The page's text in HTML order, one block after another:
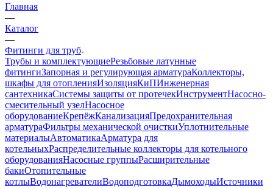
Главная
—
Каталог
—
Фитинги для труб
Трубы и комплектующиеРезьбовые латунные
фитингиЗапорная и регулирующая арматураКоллекторы,
шкафы для отопленияИзоляцияКиПИнженерная
сантехникаСистемы защиты от протечекИнструментНасосно-
смесительный узелНасосное
оборудованиеКрепёжКанализацияПредохранительная
арматураФильтры механической очисткиУплотнительные
материалыАвтоматикаАрматура для
котельныхРаспределительные коллекторы для котельного
оборудованияНасосные группыРасширительные
бакиОтопительные
котлыВодонагревателиВодоподготовкаДымоходыИсточники